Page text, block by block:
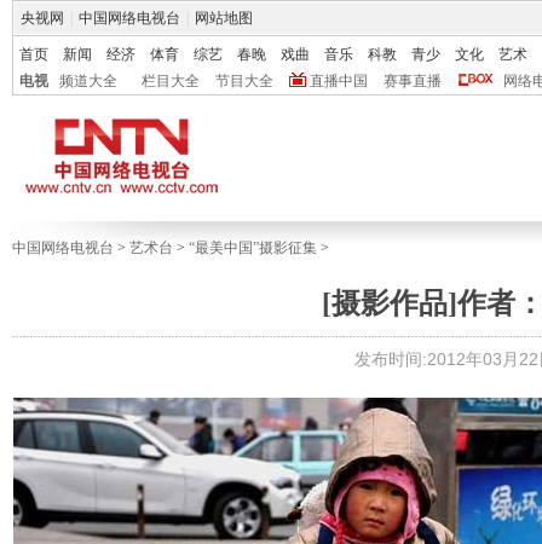
央视网 中国网络电视台 网站地图
首页 新闻 经济 体育 综艺 春晚 戏曲 音乐 科教 青少 文化
艺术
电视
频道大全 栏目大全 节目大全 直播中国 赛事直播 网络
中国网络电视台 > 艺术台 > “最美中国”摄影征集 >
[摄影作品]作者
发布时间:2012年03月